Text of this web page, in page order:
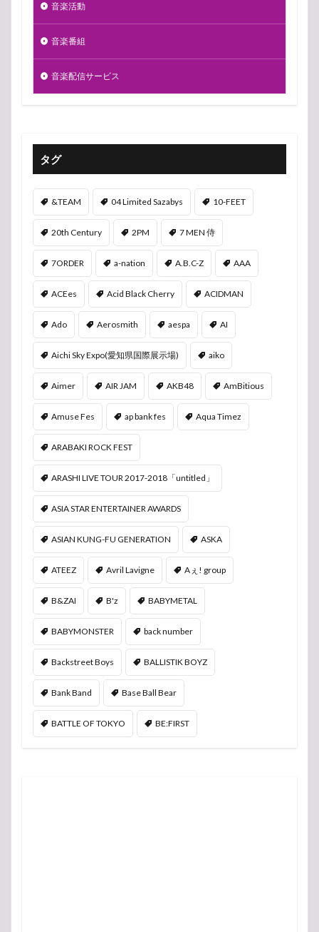
音楽活動
音楽番組
音楽配信サービス
タグ
&TEAM 04 Limited Sazabys 10-FEET
20th Century 2PM 7 MEN 侍
7ORDER a-nation A.B.C-Z AAA
ACEes Acid Black Cherry ACIDMAN
Ado Aerosmith aespa AI
Aichi Sky Expo(愛知県国際展示場) aiko
Aimer AIR JAM AKB48 AmBitious
Amuse Fes ap bank fes Aqua Timez
ARABAKI ROCK FEST
ARASHI LIVE TOUR 2017-2018「untitled」
ASIA STAR ENTERTAINER AWARDS
ASIAN KUNG-FU GENERATION ASKA
ATEEZ Avril Lavigne Aぇ! group
B&ZAI B'z BABYMETAL
BABYMONSTER back number
Backstreet Boys BALLISTIK BOYZ
Bank Band Base Ball Bear
BATTLE OF TOKYO BE:FIRST